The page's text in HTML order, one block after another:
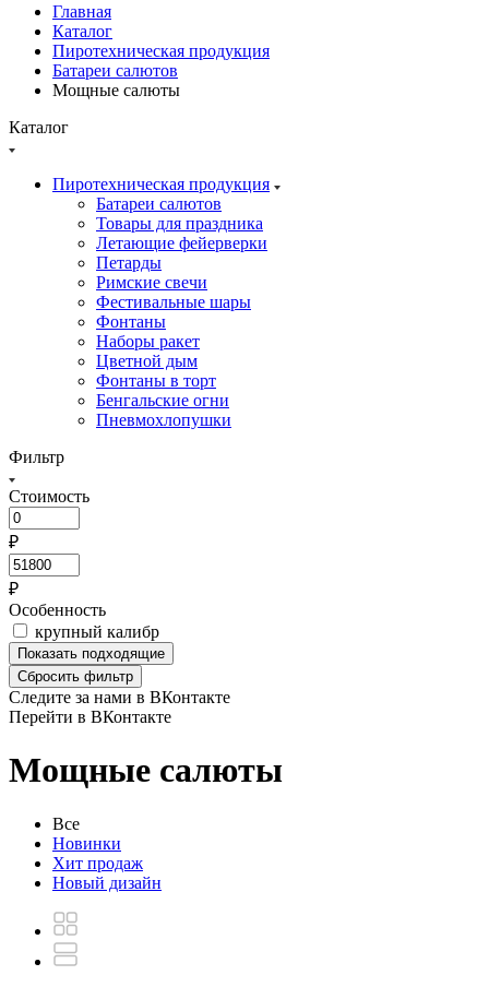
Главная
Каталог
Пиротехническая продукция
Батареи салютов
Мощные салюты
Каталог
Пиротехническая продукция
Батареи салютов
Товары для праздника
Летающие фейерверки
Петарды
Римские свечи
Фестивальные шары
Фонтаны
Наборы ракет
Цветной дым
Фонтаны в торт
Бенгальские огни
Пневмохлопушки
Фильтр
Стоимость
₽
₽
Особенность
крупный калибр
Показать подходящие
Сбросить фильтр
Следите за нами в ВКонтакте
Перейти в ВКонтакте
Мощные салюты
Все
Новинки
Хит продаж
Новый дизайн